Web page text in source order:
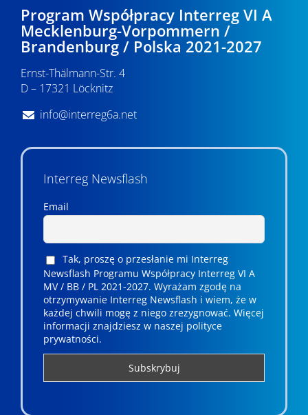
Program Współpracy Interreg VI A
Mecklenburg-Vorpommern /
Brandenburg / Polska 2021-2027
Ernst-Thälmann-Str. 4
D – 17321 Löcknitz
info@interreg6a.net
Interreg Newsflash
Email
Tak, proszę o przesłanie mi Interreg
Newsflash Programu Współpracy Interreg VI A
MV / BB / PL 2021-2027. Wyrażam zgodę na
otrzymywanie Interreg Newsflash i wiem, że w
każdej chwili mogę z niego zrezygnować. ­­Więcej
informacji znajdziesz w naszej polityce
prywatności.